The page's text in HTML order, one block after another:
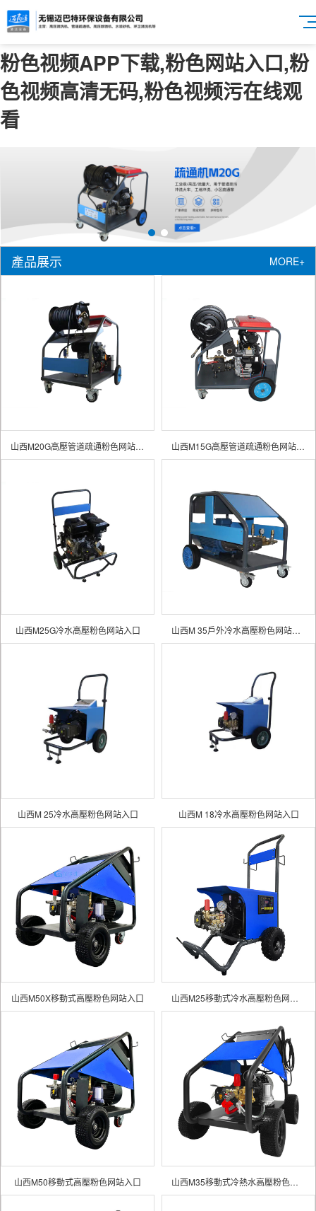
粉色视频APP下载,粉色网站入口,粉
色视频高清无码,粉色视频污在线观
看
產品展示 MORE+
山西M20G高壓管道疏通粉色网站入口 山西M15G高壓管道疏通粉色网站入口
山西M25G冷水高壓粉色网站入口 山西M 35戶外冷水高壓粉色网站入口
山西M 25冷水高壓粉色网站入口 山西M 18冷水高壓粉色网站入口
山西M50X移動式高壓粉色网站入口 山西M25移動式冷水高壓粉色网站入口
山西M50移動式高壓粉色网站入口 山西M35移動式冷熱水高壓粉色网站入口